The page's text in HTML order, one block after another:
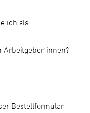
ich als
Arbeitgeber*innen?
Bestellformular